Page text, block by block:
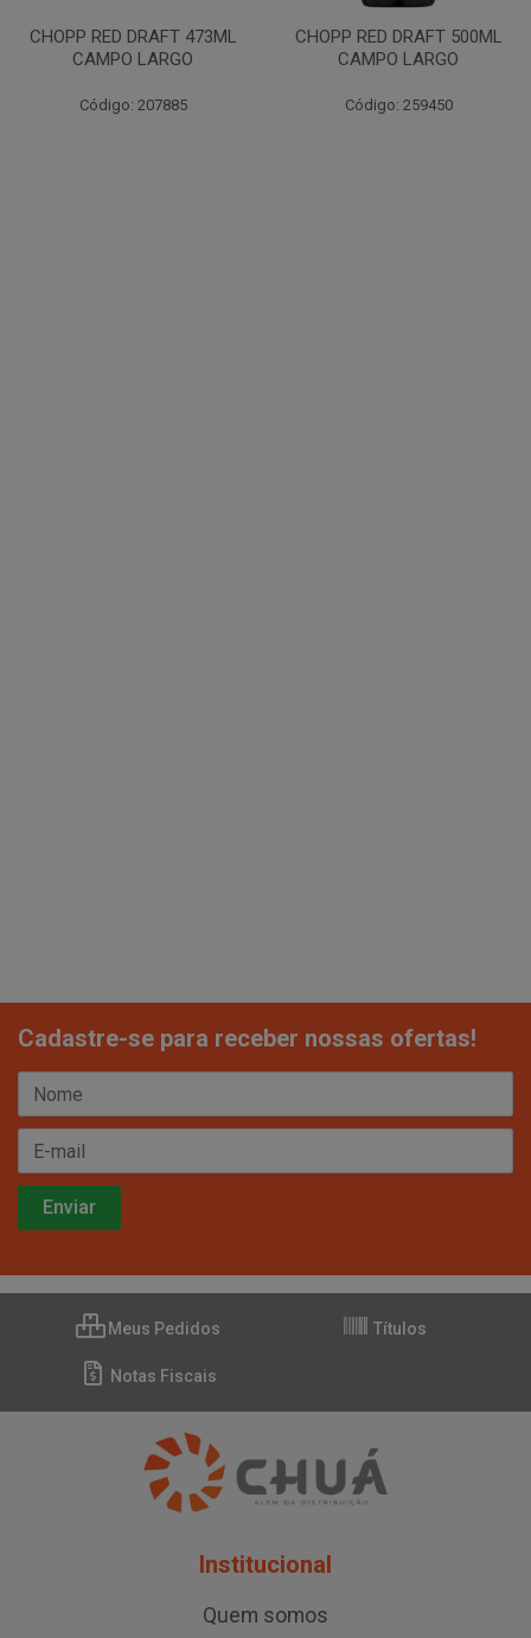
CHOPP RED DRAFT 500ML
CAMPO LARGO
Código: 259450
VINHO JURUPINGA DINALLE
975ML BCO
Cadastre-se para receber nossas ofertas!
Meus Pedidos Títulos
Notas Fiscais
Institucional
Quem somos